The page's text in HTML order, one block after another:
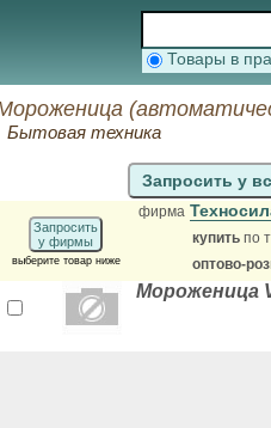
Товары в
Бытовая техника
Запросить у
Запросить
у фирмы
выберите товар ниже
фирма
купить по
оптово-
Мороженица